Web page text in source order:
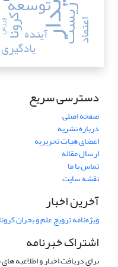
کرونا اعتماد آینده
دسترسی سریع
صفحه اصلی
درباره نشریه
اعضای هیات تحریریه
ارسال مقاله
تماس با ما
نقشه سایت
آخرین اخبار
ویژه‌نامه ترویج علم و بحران کرونا
اشتراک خبرنامه
برای دریافت اخبار و اطلاعیه